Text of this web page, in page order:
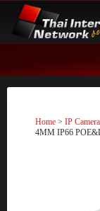
content
Home > IP Camera
4MM IP66